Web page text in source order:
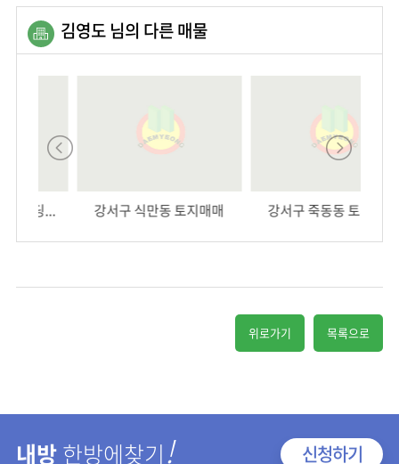
김영도 님의 다른 매물
강서구 식만동 토지매매 강서구 죽동동 토지매매
위로가기 목록으로
내방한방에찾기! 신청하기